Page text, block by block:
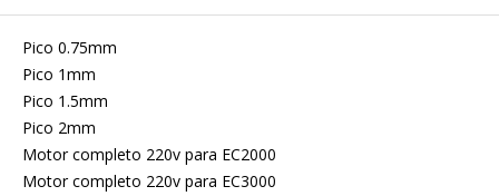
Pico 0.75mm
Pico 1mm
Pico 1.5mm
Pico 2mm
Motor completo 220v para EC2000
Motor completo 220v para EC3000